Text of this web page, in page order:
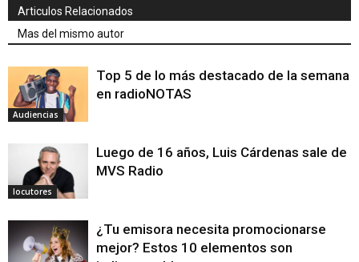
Articulos Relacionados
Mas del mismo autor
Audiencias
Top 5 de lo más destacado de la semana
en radioNOTAS
locutores
Luego de 16 años, Luis Cárdenas sale de
MVS Radio
¿Tu emisora necesita promocionarse
mejor? Estos 10 elementos son